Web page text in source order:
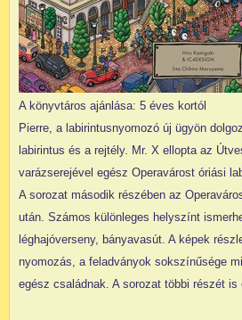
A könyvtáros ajánlása: 5 éves kortól
Pierre, a labirintusnyomozó új ügyön
labirintus és a rejtély. Mr. X ellopta az
varázserejével egész Operavárost óriási
A sorozat második részében az
után. Számos különleges helyszínt
léghajóverseny, bányavasút. A képek
nyomozás, a feladványok sokszínűsége
egész családnak. A sorozat többi részét is